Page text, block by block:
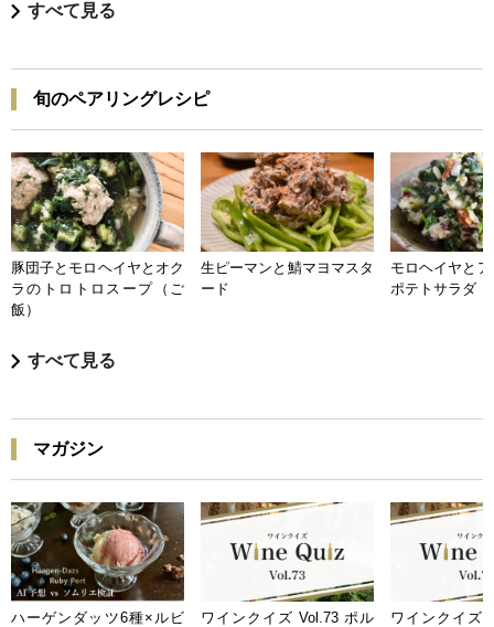
すべて見る
旬のペアリングレシピ
豚団子とモロヘイヤとオク
ラのトロトロスープ（ご
飯）
生ピーマンと鯖マヨマスタ
ード
モロヘイヤと
ポテトサラダ
すべて見る
マガジン
ハーゲンダッツ6種×ルビ
ワインクイズ Vol.73 ポル
ワインクイズ